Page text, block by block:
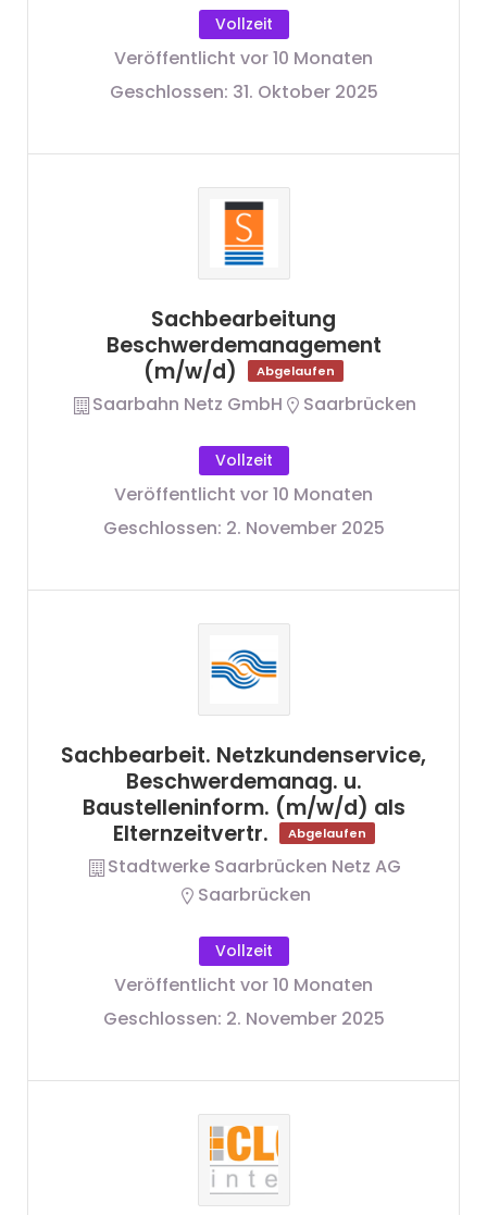
Vollzeit
Veröffentlicht vor 10 Monaten
Geschlossen: 31. Oktober 2025
Sachbearbeitung
Beschwerdemanagement
(m/w/d)
Abgelaufen
Saarbahn Netz GmbH Saarbrücken
Vollzeit
Veröffentlicht vor 10 Monaten
Geschlossen: 2. November 2025
Sachbearbeit. Netzkundenservice,
Beschwerdemanag. u.
Baustelleninform. (m/w/d) als
Elternzeitvertr.
Abgelaufen
Stadtwerke Saarbrücken Netz AG
Saarbrücken
Vollzeit
Veröffentlicht vor 10 Monaten
Geschlossen: 2. November 2025